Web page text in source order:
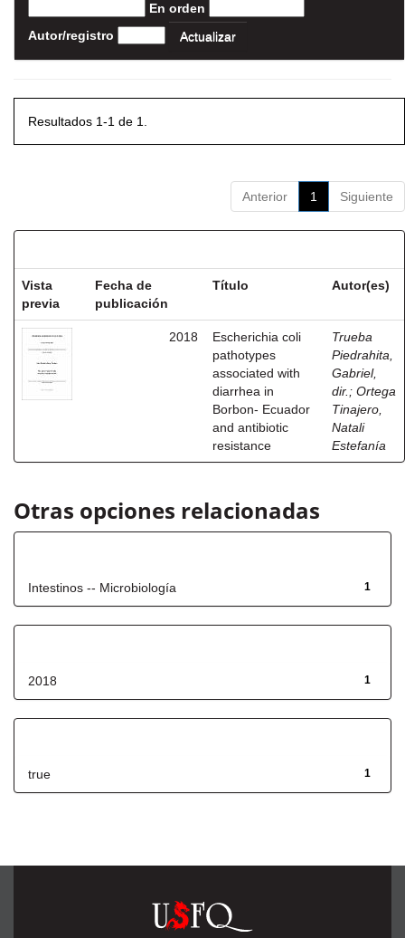
En orden
Autor/registro
Resultados 1-1 de 1.
Anterior 1 Siguiente
Vista
previa
Fecha de
publicación
Título Autor(es)
2018
Escherichia coli
pathotypes
associated with
diarrhea in
Borbon- Ecuador
and antibiotic
resistance
Trueba
Piedrahita,
Gabriel,
dir. ; Ortega
Tinajero,
Natali
Estefanía
Otras opciones relacionadas
1
Intestinos -- Microbiología
1
2018
1
true